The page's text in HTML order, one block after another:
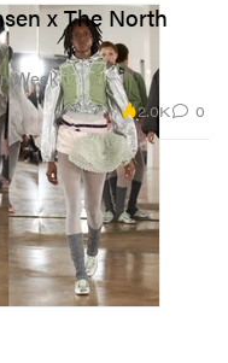
x The North
Week.
2.0K 0